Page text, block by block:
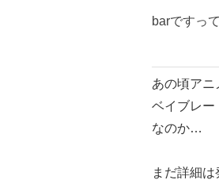
barですっ
あの頃アニ
ベイブレー
なのか…
まだ詳細